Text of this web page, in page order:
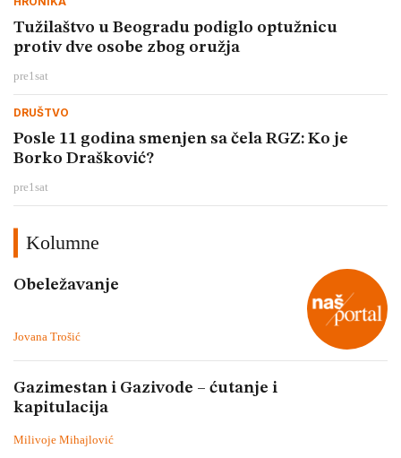
Tužilaštvo u Beogradu podiglo optužnicu
protiv dve osobe zbog oružja
pre1sat
DRUŠTVO
Posle 11 godina smenjen sa čela RGZ: Ko je
Borko Drašković?
pre1sat
Kolumne
Obeležavanje
Jovana Trošić
Gazimestan i Gazivode – ćutanje i
kapitulacija
Milivoje Mihajlović